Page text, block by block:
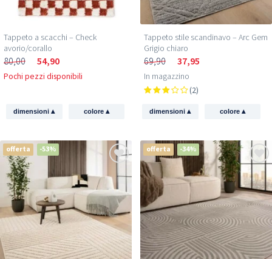
Tappeto a scacchi – Check
avorio/corallo
80,00 54,90
Pochi pezzi disponibili
dimensioni▴ colore ▴
Tappeto stile scandinavo – Arc Gem
Grigio chiaro
69,90 37,95
In magazzino
(2)
dimensioni▴ colore ▴
offerta -53% offerta -34%